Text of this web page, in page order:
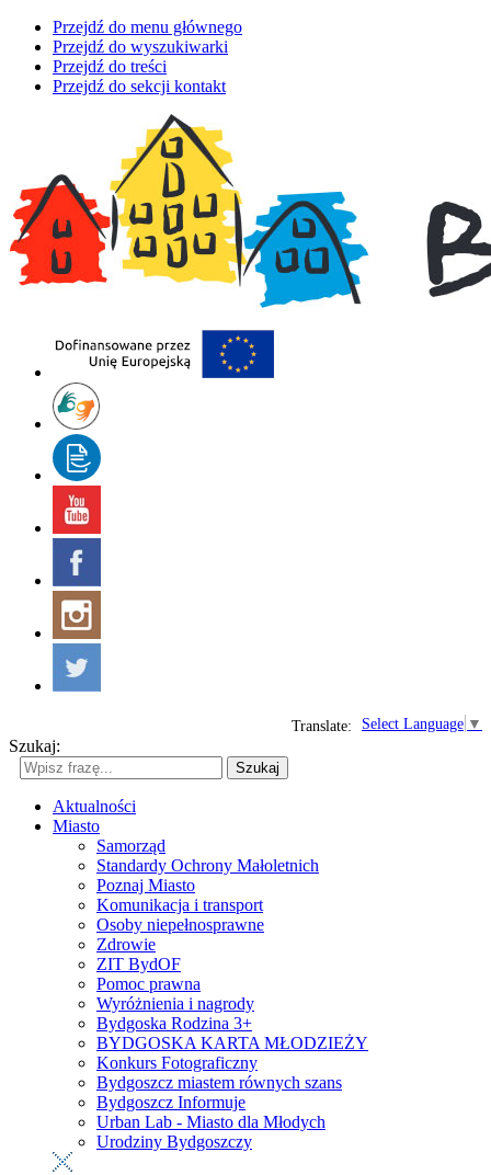
Przejdź do menu głównego
Przejdź do wyszukiwarki
Przejdź do treści
Przejdź do sekcji kontakt
Select Language ▼
Translate:
Szukaj:
Szukaj
Aktualności
Miasto
Samorząd
Standardy Ochrony Małoletnich
Poznaj Miasto
Komunikacja i transport
Osoby niepełnosprawne
Zdrowie
ZIT BydOF
Pomoc prawna
Wyróżnienia i nagrody
Bydgoska Rodzina 3+
BYDGOSKA KARTA MŁODZIEŻY
Konkurs Fotograficzny
Bydgoszcz miastem równych szans
Bydgoszcz Informuje
Urban Lab - Miasto dla Młodych
Urodziny Bydgoszczy